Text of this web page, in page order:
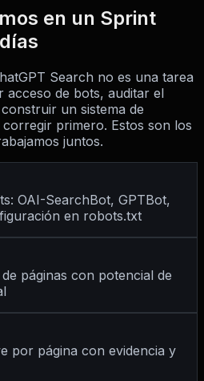
en un Sprint
Search no es una tarea
acceso de bots, auditar el
un sistema de
primero. Estos son los
juntos.
OAI-SearchBot, GPTBot,
en robots.txt
páginas con potencial de
por página con evidencia y